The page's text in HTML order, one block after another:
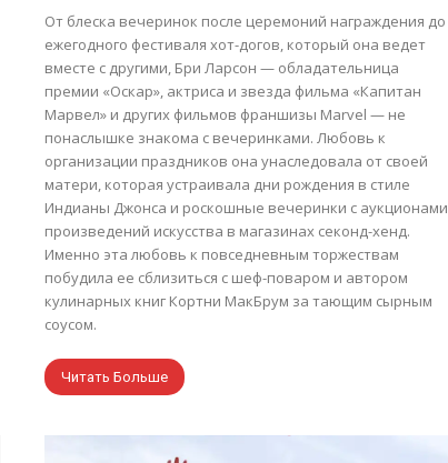
От блеска вечеринок после церемоний награждения до
ежегодного фестиваля хот-догов, который она ведет
вместе с другими, Бри Ларсон — обладательница
премии «Оскар», актриса и звезда фильма «Капитан
Марвел» и других фильмов франшизы Marvel — не
понаслышке знакома с вечеринками. Любовь к
организации праздников она унаследовала от своей
матери, которая устраивала дни рождения в стиле
Индианы Джонса и роскошные вечеринки с аукционами
произведений искусства в магазинах секонд-хенд.
Именно эта любовь к повседневным торжествам
побудила ее сблизиться с шеф-поваром и автором
кулинарных книг Кортни МакБрум за тающим сырным
соусом.
Читать Больше